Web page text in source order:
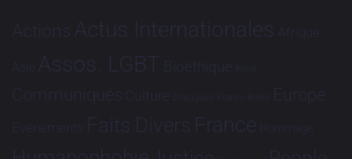
Actions Actus Internationales Afrique
Asie Assos. LGBT Bioéthique Brève
Communiqués Culture Dialogues France-Brésil Europe
Evénements Faits Divers France Hommage